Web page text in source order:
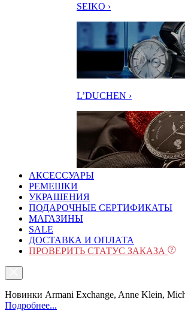
SEIKO ›
L’DUCHEN ›
АКСЕССУАРЫ
РЕМЕШКИ
УКРАШЕНИЯ
ПОДАРОЧНЫЕ СЕРТИФИКАТЫ
МАГАЗИНЫ
SALE
ДОСТАВКА И ОПЛАТА
ПРОВЕРИТЬ СТАТУС ЗАКАЗА
Новинки Armani Exchange, Anne Klein,
Подробнее...